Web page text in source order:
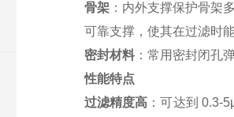
骨架：内外支撑保护骨架
可靠支撑，使其在过滤时
密封材料：常用密封闭孔
性能特点
过滤精度高 ：可达到 0.3-